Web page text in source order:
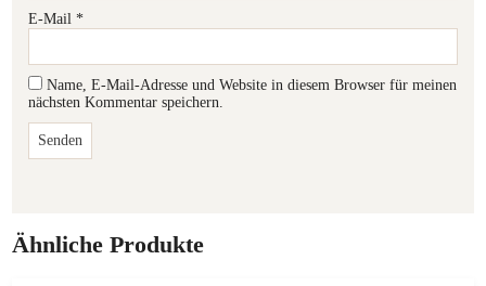
E-Mail*
Name, E-Mail-Adresse und Website in diesem Browser für meinen
nächsten Kommentar speichern.
Ähnliche Produkte